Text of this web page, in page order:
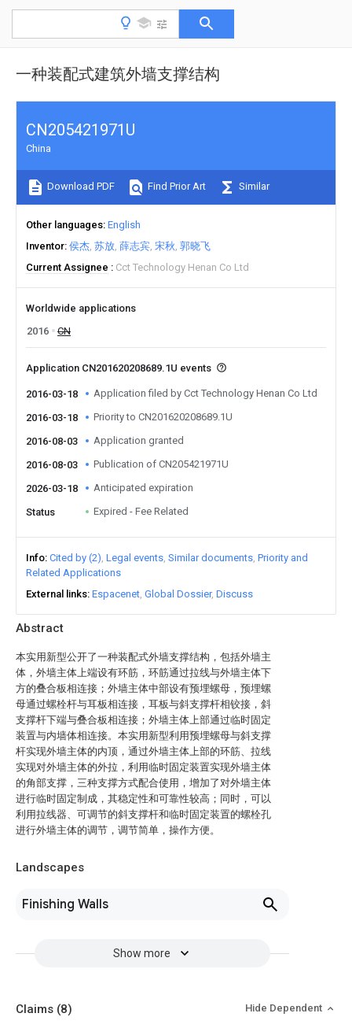
一种装配式建筑外墙支撑结构
Abstract
本实用新型公开了一种装配式外墙支撑结构，包括外墙主
体，外墙主体上端设有环筋，环筋通过拉线与外墙主体下
方的叠合板相连接；外墙主体中部设有预埋螺母，预埋螺
母通过螺栓杆与耳板相连接，耳板与斜支撑杆相铰接，斜
支撑杆下端与叠合板相连接；外墙主体上部通过临时固定
装置与内墙体相连接。本实用新型利用预埋螺母与斜支撑
杆实现外墙主体的内顶，通过外墙主体上部的环筋、拉线
实现对外墙主体的外拉，利用临时固定装置实现外墙主体
的角部支撑，三种支撑方式配合使用，增加了对外墙主体
进行临时固定制成，其稳定性和可靠性较高；同时，可以
利用拉线器、可调节的斜支撑杆和临时固定装置的螺栓孔
进行外墙主体的调节，调节简单，操作方便。
Landscapes
Finishing Walls
Show more
CN205421971U
China
Download PDF Find Prior Art Similar
Other languages English
Inventor 侯杰 苏放 薛志宾 宋秋 郭晓飞
Current Assignee
Cct Technology Henan Co Ltd
Worldwide applications
2016
CN
Application CN201620208689.1U events
2016-03-18 Application filed by Cct Technology Henan Co Ltd
2016-03-18 Priority to CN201620208689.1U
2016-08-03 Application granted
2016-08-03 Publication of CN205421971U
2026-03-18 Anticipated expiration
Status Expired - Fee Related
Info Cited by (2) Legal events Similar documents Priority and
Related Applications
External links Espacenet Global Dossier Discuss
Claims (8) Hide Dependent